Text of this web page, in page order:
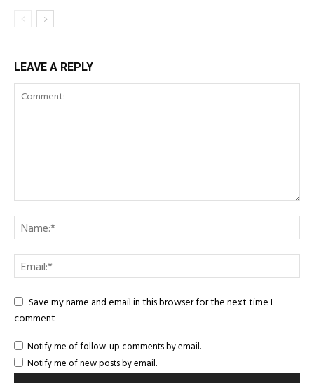
LEAVE A REPLY
Save my name and email in this browser for the next time I
comment
Notify me of follow-up comments by email.
Notify me of new posts by email.